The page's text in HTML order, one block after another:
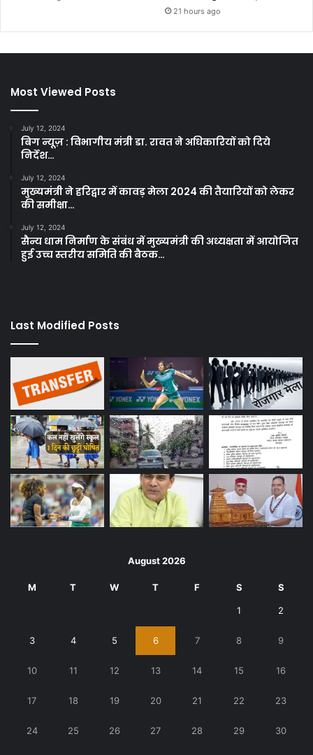
21 hours ago
Most Viewed Posts
July 12, 2024
बिग न्यूज़ : विभागीय मंत्री डा. रावत ने अधिकारियों को दिये
निर्देश…
July 12, 2024
मुख्यमंत्री ने हरिद्वार में कावड़ मेला 2024 की तैयारियों को लेकर
की समीक्षा…
July 12, 2024
सैन्य धाम निर्माण के संबंध में मुख्यमंत्री की अध्यक्षता में आयोजित
हुई उच्च स्तरीय समिति की बैठक…
Last Modified Posts
August 2026
M T W T F S S
1 2
3 4 5 6 7 8 9
10 11 12 13 14 15 16
17 18 19 20 21 22 23
24 25 26 27 28 29 30